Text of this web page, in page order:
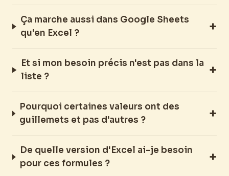
Ça marche aussi dans Google Sheets
qu'en Excel ?
Et si mon besoin précis n'est pas dans la
liste ?
Pourquoi certaines valeurs ont des
guillemets et pas d'autres ?
De quelle version d'Excel ai-je besoin
pour ces formules ?